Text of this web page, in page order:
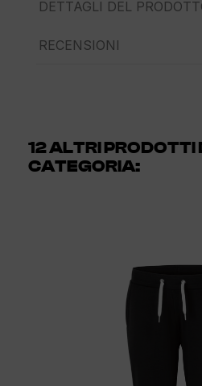
DETTAGLI DEL
RECENSIONI
12 ALTRI
CATEGORIA: